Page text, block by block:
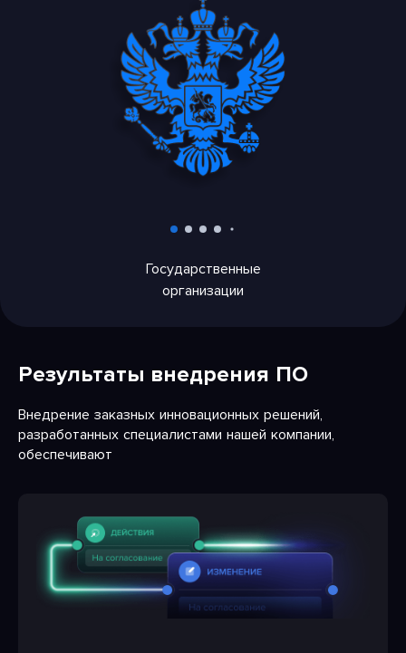
Государственные
организации
Результаты внедрения ПО
Внедрение заказных инновационных решений,
разработанных специалистами нашей компании,
обеспечивают